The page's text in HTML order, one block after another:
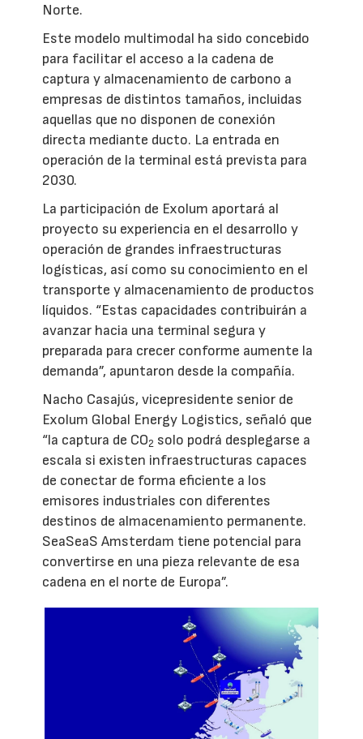
Norte.
Este modelo multimodal ha sido concebido
para facilitar el acceso a la cadena de
captura y almacenamiento de carbono a
empresas de distintos tamaños, incluidas
aquellas que no disponen de conexión
directa mediante ducto. La entrada en
operación de la terminal está prevista para
2030.
La participación de Exolum aportará al
proyecto su experiencia en el desarrollo y
operación de grandes infraestructuras
logísticas, así como su conocimiento en el
transporte y almacenamiento de productos
líquidos. “Estas capacidades contribuirán a
avanzar hacia una terminal segura y
preparada para crecer conforme aumente la
demanda”, apuntaron desde la compañía.
Nacho Casajús, vicepresidente senior de
Exolum Global Energy Logistics, señaló que
“la captura de CO2 solo podrá desplegarse a
escala si existen infraestructuras capaces
de conectar de forma eficiente a los
emisores industriales con diferentes
destinos de almacenamiento permanente.
SeaSeaS Amsterdam tiene potencial para
convertirse en una pieza relevante de esa
cadena en el norte de Europa”.